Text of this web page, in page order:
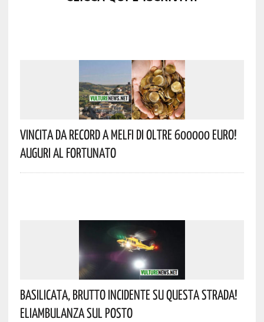
Vincita Da Record A Melfi Di Oltre 600000 Euro!
Auguri Al Fortunato
Basilicata, Brutto Incidente Su Questa Strada!
Eliambulanza Sul Posto